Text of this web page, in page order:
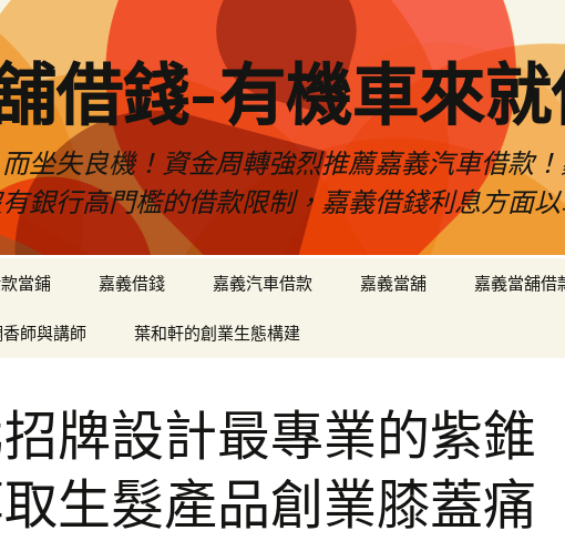
借錢-有機車來
坐失良機！資金周轉強烈推薦嘉義汽車借款
銀行高門檻的借款限制，嘉義借錢利息方面
當鋪 嘉義借錢 嘉義汽車借款 嘉義當舖 嘉義當舖借
師與講師 葉和軒的創業生態構建
牌設計最專業的紫錐
生髮產品創業膝蓋痛